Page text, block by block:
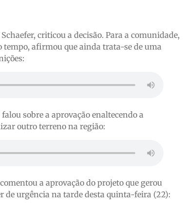
criticou a decisão. Para a comunidade,
afirmou que ainda trata-se de uma
sobre a aprovação enaltecendo a
outro terreno na região:
a aprovação do projeto que gerou
de urgência na tarde desta quinta-feira (22):